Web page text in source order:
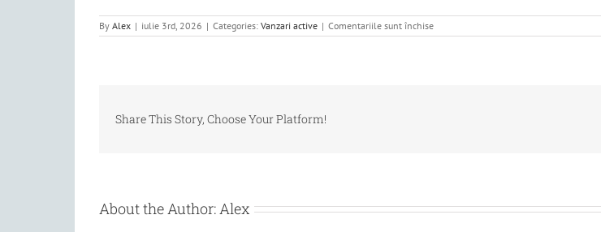
By Alex | iulie 3rd, 2026 | Categories: Vanzari active | Comentariile sunt închisepentru
DE
Share This Story, Choose Your Platform!
About the Author:Alex